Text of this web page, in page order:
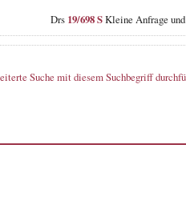
Drs 19/698 SKleine Anfrage und
Suche mit diesem Suchbegriff